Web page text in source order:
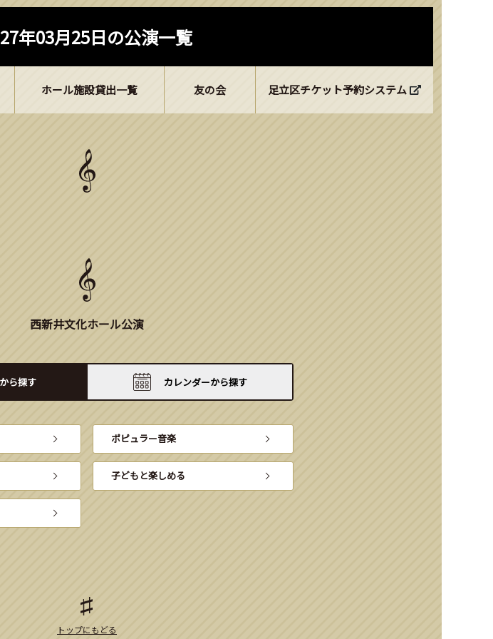
年03月25日の公演一覧
ホール施設貸出一覧 友の会 足立区チケット予約システム
西新井文化ホール公演
ら探す カレンダーから探す
ポピュラー音楽
子どもと楽しめる
トップにもどる